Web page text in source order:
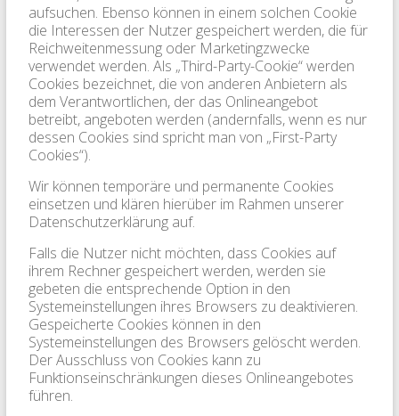
aufsuchen. Ebenso können in einem solchen Cookie
die Interessen der Nutzer gespeichert werden, die für
Reichweitenmessung oder Marketingzwecke
verwendet werden. Als „Third-Party-Cookie“ werden
Cookies bezeichnet, die von anderen Anbietern als
dem Verantwortlichen, der das Onlineangebot
betreibt, angeboten werden (andernfalls, wenn es nur
dessen Cookies sind spricht man von „First-Party
Cookies“).
Wir können temporäre und permanente Cookies
einsetzen und klären hierüber im Rahmen unserer
Datenschutzerklärung auf.
Falls die Nutzer nicht möchten, dass Cookies auf
ihrem Rechner gespeichert werden, werden sie
gebeten die entsprechende Option in den
Systemeinstellungen ihres Browsers zu deaktivieren.
Gespeicherte Cookies können in den
Systemeinstellungen des Browsers gelöscht werden.
Der Ausschluss von Cookies kann zu
Funktionseinschränkungen dieses Onlineangebotes
führen.